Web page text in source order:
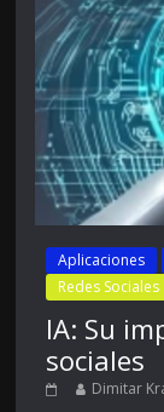
Aplicaciones
Redes Sociales
IA: Su
sociales
Dimitar